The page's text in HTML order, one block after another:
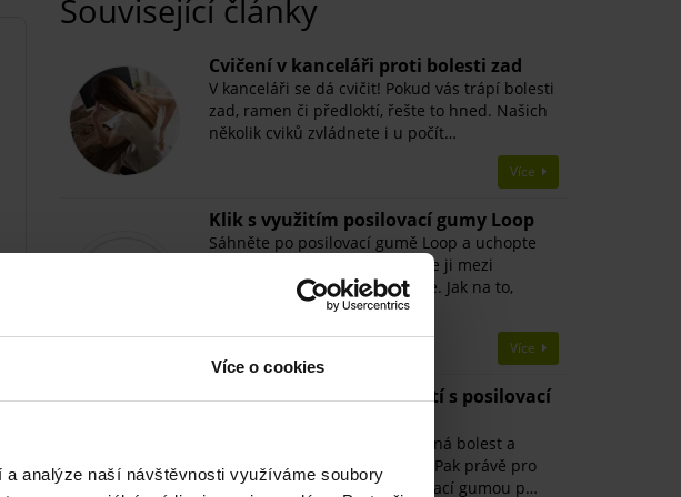
Více o cookies
analýze naší návštěvnosti využíváme soubory
Související články
Cvičení v kanceláři proti bolesti zad
V kanceláři se dá cvičit! Pokud vás trápí bolesti
zad, ramen či předloktí, řešte to hned. Našich
několik cviků zvládnete i u počít…
Více
Klik s využitím posilovací gumy Loop
Sáhněte po posilovací gumě Loop a uchopte
do každé ruky jednu. Upevněte ji mezi
ramenem a zápěstím a klikujte. Jak na to,
Více
Cviky na posílení předloktí s posilovací
Znecitlivělé předloktí, pravidelná bolest a
brnění – víte, o čem mluvíme? Pak právě pro
vás jsou určeny cviky s posilovací gumou p…